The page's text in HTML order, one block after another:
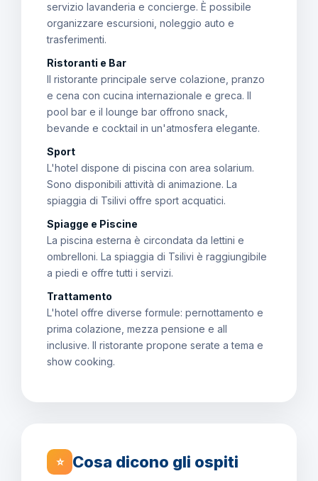
servizio lavanderia e concierge. È possibile
organizzare escursioni, noleggio auto e
trasferimenti.
Ristoranti e Bar
Il ristorante principale serve colazione, pranzo
e cena con cucina internazionale e greca. Il
pool bar e il lounge bar offrono snack,
bevande e cocktail in un'atmosfera elegante.
Sport
L'hotel dispone di piscina con area solarium.
Sono disponibili attività di animazione. La
spiaggia di Tsilivi offre sport acquatici.
Spiagge e Piscine
La piscina esterna è circondata da lettini e
ombrelloni. La spiaggia di Tsilivi è raggiungibile
a piedi e offre tutti i servizi.
Trattamento
L'hotel offre diverse formule: pernottamento e
prima colazione, mezza pensione e all
inclusive. Il ristorante propone serate a tema e
show cooking.
⭐ Cosa dicono gli ospiti